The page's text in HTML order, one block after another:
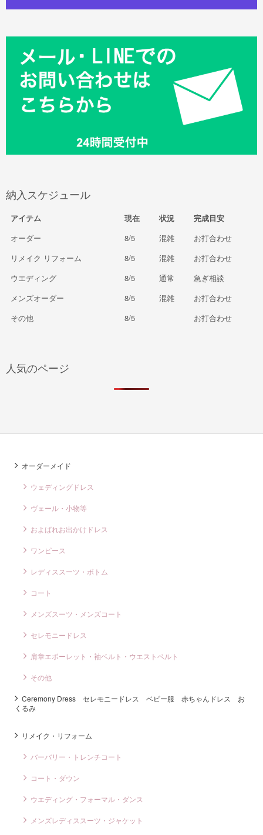
納入スケジュール
アイテム 現在 状況
完成目安
オーダー
8/5 混雑
お打合わせ
リメイク リフォーム
8/5 混雑
お打合わせ
ウエディング
8/5 通常
急ぎ相談
メンズオーダー
8/5 混雑
お打合わせ
その他
8/5 お打合わせ
人気のページ
オーダーメイド
ウェディングドレス
ヴェール・小物等
およばれお出かけドレス
ワンピース
レディススーツ・ボトム
コート
メンズスーツ・メンズコート
セレモニードレス
肩章エポーレット・袖ベルト・ウエストベルト
その他
Ceremony Dress セレモニードレス ベビー服 赤ちゃんドレス お
くるみ
リメイク・リフォーム
バーバリー・トレンチコート
コート・ダウン
ウエディング・フォーマル・ダンス
メンズレディススーツ・ジャケット